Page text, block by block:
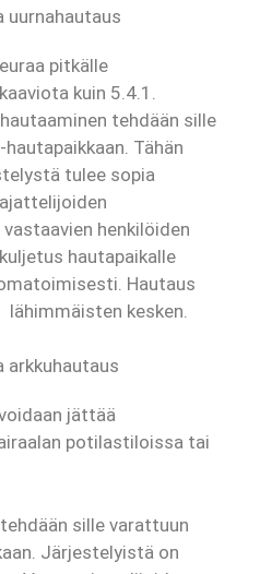
uurnahautaus
pitkälle
kuin 5.4.1.
tehdään sille
Tähän
tulee sopia
henkilöiden
hautapaikalle
Hautaus
kesken.
arkkuhautaus
jättää
potilastiloissa tai
sille varattuun
Järjestelyistä on